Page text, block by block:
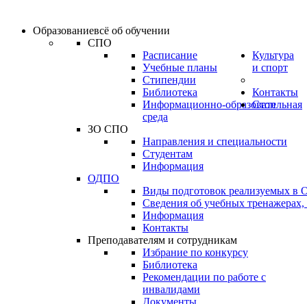
Образованиевсё об обучении
СПО
Расписание
Учебные планы
Стипендии
Библиотека
Информационно-образовательная
среда
ЗО СПО
Направления и специальности
Студентам
Информация
ОДПО
Виды подготовок реализуемых
Сведения об учебных тренажерах,
Информация
Контакты
Преподавателям и сотрудникам
Избрание по конкурсу
Библиотека
Рекомендации по работе с
инвалидами
Документы
Культура
и спорт
Контакты
Стоп